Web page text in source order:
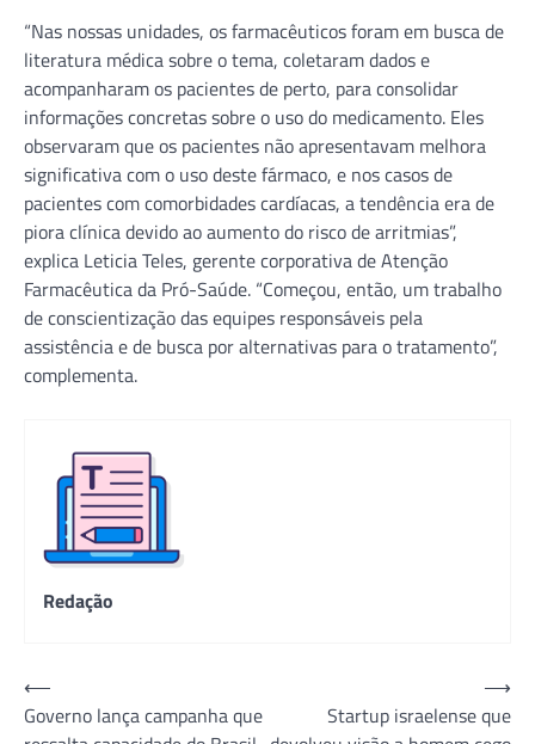
“Nas nossas unidades, os farmacêuticos foram em busca de
literatura médica sobre o tema, coletaram dados e
acompanharam os pacientes de perto, para consolidar
informações concretas sobre o uso do medicamento. Eles
observaram que os pacientes não apresentavam melhora
significativa com o uso deste fármaco, e nos casos de
pacientes com comorbidades cardíacas, a tendência era de
piora clínica devido ao aumento do risco de arritmias”,
explica Leticia Teles, gerente corporativa de Atenção
Farmacêutica da Pró-Saúde. “Começou, então, um trabalho
de conscientização das equipes responsáveis pela
assistência e de busca por alternativas para o tratamento”,
complementa.
Redação
Navegação
de
⟵
Governo lança campanha que
Startup israelense que
⟶